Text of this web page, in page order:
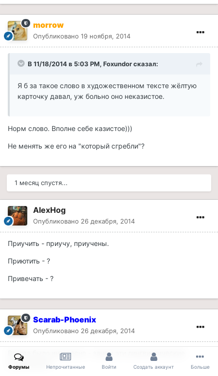
morrow
Опубликовано 19 ноября, 2014
В 11/18/2014 в 5:03 PM, Foxundor сказал:
Я б за такое слово в художественном тексте жёлтую
карточку давал, уж больно оно неказистое.
Норм слово. Вполне себе казистое)))
Не менять же его на "который сгребли"?
1 месяц спустя...
AlexHog
Опубликовано 26 декабря, 2014
Приучить - приучу, приучены.
Приютить - ?
Привечать - ?
Scarab-Phoenix
Опубликовано 26 декабря, 2014
Всегда было интересно - зачем эти лингвистические
извращения?
Форумы Непрочитанные Войти Создать аккаунт Больше